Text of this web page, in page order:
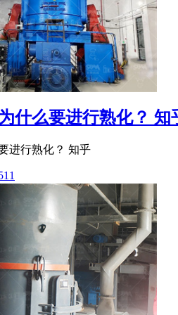
什么要进行熟化？ 知
进行熟化？ 知乎